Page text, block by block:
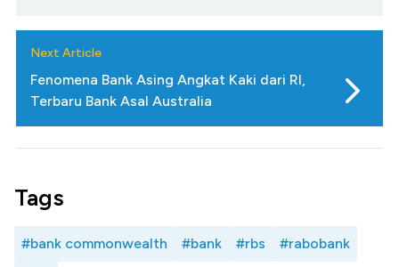
Next Article
Fenomena Bank Asing Angkat Kaki dari RI,
Terbaru Bank Asal Australia
Tags
#bank commonwealth #bank #rbs #rabobank